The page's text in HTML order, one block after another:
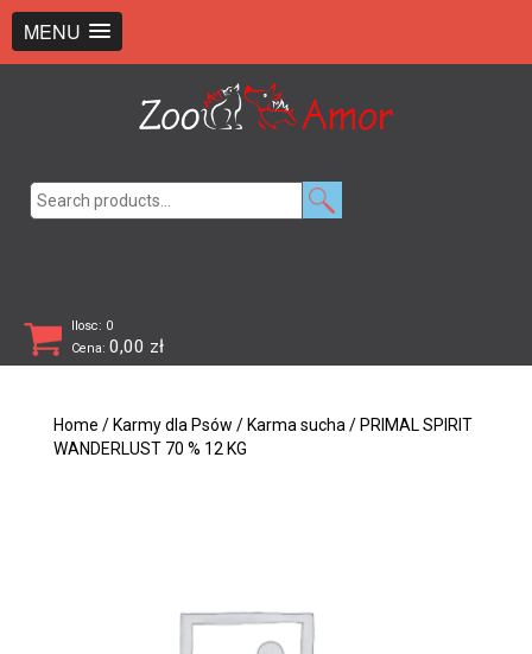
MENU
Ilosc: 0
Cena: 0,00 zł
Home / Karmy dla Psów / Karma sucha/ PRIMAL SPIRIT
WANDERLUST 70 % 12 KG